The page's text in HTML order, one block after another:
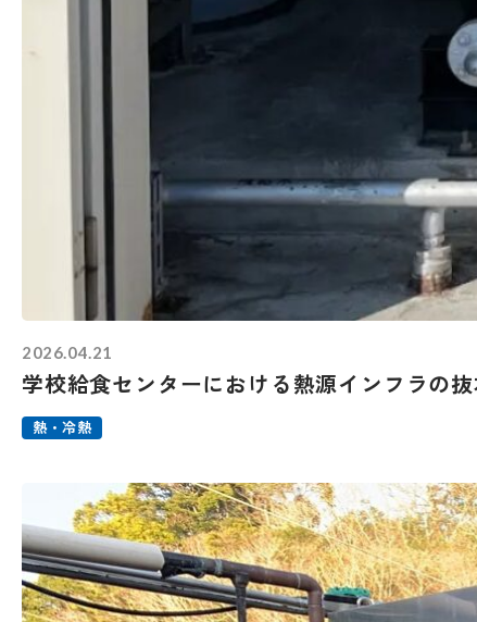
2026.04.21
学校給食センターにおける熱源インフラの
熱・冷熱